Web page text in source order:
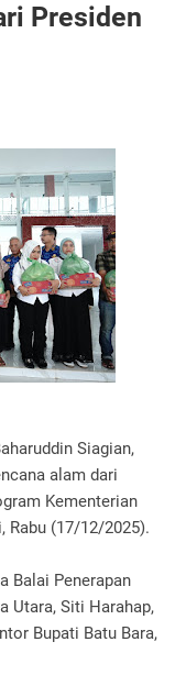
Presiden
Siagian,
alam dari
Kementerian
Rabu (17/12/2025).
Balai Penerapan
Utara, Siti Harahap,
Bupati Batu Bara,